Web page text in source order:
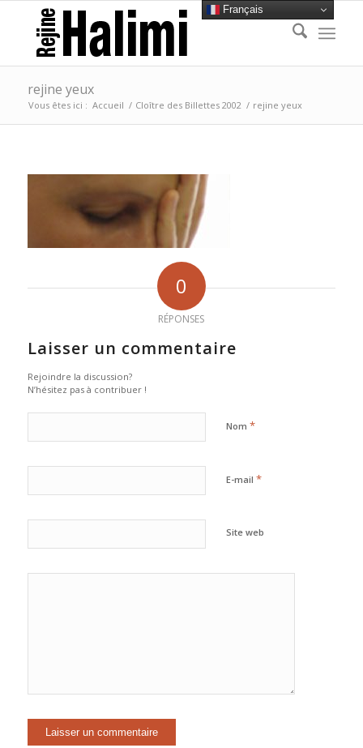
rejine yeux
Vous êtes ici : Accueil / Cloître des Billettes 2002 / rejine yeux
0
RÉPONSES
Laisser un commentaire
Rejoindre la discussion?
N’hésitez pas à contribuer !
Nom *
E-mail *
Site web
Français